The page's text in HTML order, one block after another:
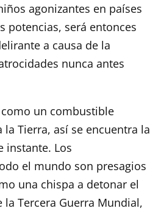
agonizantes en países
potencias, será entonces
a causa de la
nunca antes
un combustible
Tierra, así se encuentra la
instante. Los
el mundo son presagios
una chispa a detonar el
Tercera Guerra Mundial,